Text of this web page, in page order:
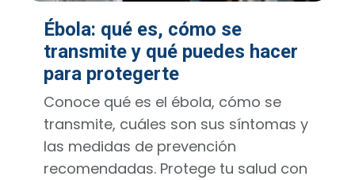
Ébola: qué es, cómo se
transmite y qué puedes hacer
para protegerte
Conoce qué es el ébola, cómo se
transmite, cuáles son sus síntomas y
las medidas de prevención
recomendadas. Protege tu salud con